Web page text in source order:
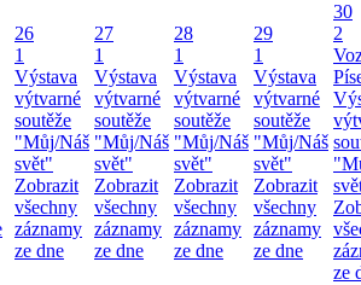
26
1
Výstava
výtvarné
soutěže
"Můj/Náš
svět"
Zobrazit
všechny
záznamy
ze dne
27
1
Výstava
výtvarné
soutěže
"Můj/Náš
svět"
Zobrazit
všechny
záznamy
ze dne
28
1
Výstava
výtvarné
soutěže
"Můj/Náš
svět"
Zobrazit
všechny
záznamy
ze dne
29
1
Výstava
výtvarné
soutěže
"Můj/Náš
svět"
Zobrazit
všechny
záznamy
ze dne
30
2
ze